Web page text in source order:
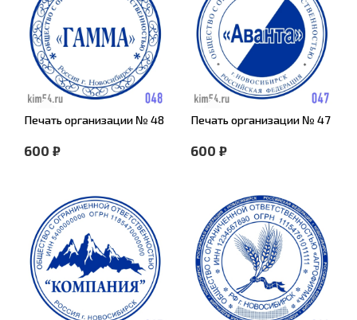
Печать организации № 48
600 ₽
Печать организации № 47
600 ₽